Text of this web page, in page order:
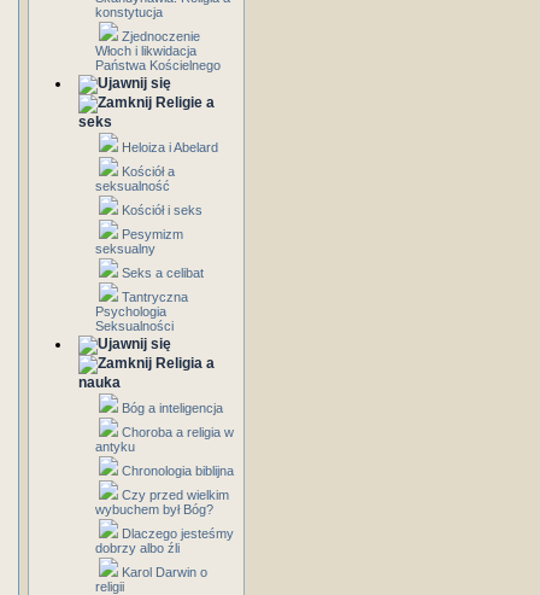
konstytucja
Zjednoczenie
Włoch i likwidacja
Państwa Kościelnego
Religie a
seks
Heloiza i Abelard
Kościół a
seksualność
Kościół i seks
Pesymizm
seksualny
Seks a celibat
Tantryczna
Psychologia
Seksualności
Religia a
nauka
Bóg a inteligencja
Choroba a religia w
antyku
Chronologia biblijna
Czy przed wielkim
wybuchem był Bóg?
Dlaczego jesteśmy
dobrzy albo źli
Karol Darwin o
religii